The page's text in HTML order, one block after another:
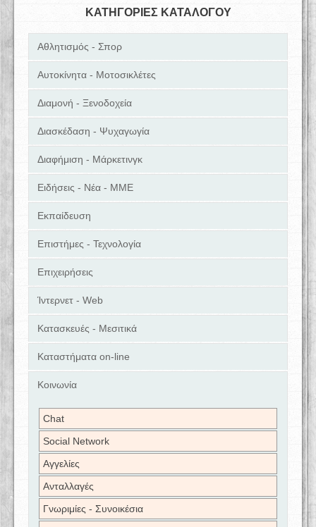
ΚΑΤΗΓΟΡΙΕΣ ΚΑΤΑΛΟΓΟΥ
Αθλητισμός - Σπορ
Αυτοκίνητα - Μοτοσικλέτες
Διαμονή - Ξενοδοχεία
Διασκέδαση - Ψυχαγωγία
Διαφήμιση - Μάρκετινγκ
Ειδήσεις - Νέα - ΜΜΕ
Εκπαίδευση
Επιστήμες - Τεχνολογία
Επιχειρήσεις
Ίντερνετ - Web
Κατασκευές - Μεσιτικά
Καταστήματα on-line
Κοινωνία
Chat
Social Network
Αγγελίες
Ανταλλαγές
Γνωριμίες - Συνοικέσια